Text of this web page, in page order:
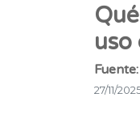
uso
27/11/